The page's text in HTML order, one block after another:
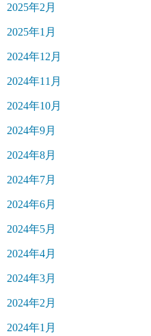
2025年2月
2025年1月
2024年12月
2024年11月
2024年10月
2024年9月
2024年8月
2024年7月
2024年6月
2024年5月
2024年4月
2024年3月
2024年2月
2024年1月